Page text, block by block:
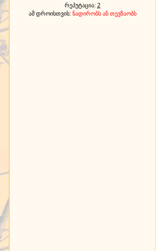
რეპუტაცია: 2
ამ დროისთვის: ნადირობს ან თევზაობს